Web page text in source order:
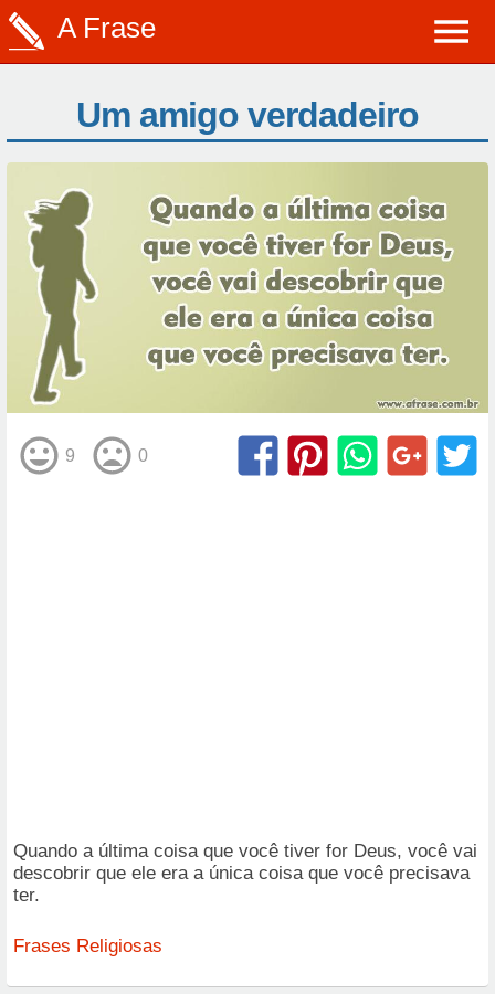
A Frase
Um amigo verdadeiro
9 0
Quando a última coisa que você tiver for Deus, você vai
descobrir que ele era a única coisa que você precisava
ter.
Frases Religiosas